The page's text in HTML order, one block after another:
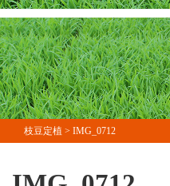
枝豆定植 > IMG_0712